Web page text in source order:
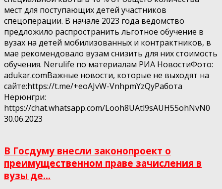
мест для поступающих детей участников
спецоперации. В начале 2023 года ведомство
предложило распространить льготное обучение в
вузах на детей мобилизованных и контрактников, в
мае рекомендовало вузам снизить для них стоимость
обучения. Nerulife по материалам РИА НовостиФото:
adukar.comВажные новости, которые не выходят на
сайте:https://t.me/+eoAJvW-VnhpmYzQyРабота
Нерюнгри:
https://chat.whatsapp.com/Looh8UAtl9sAUH55ohNvN0
30.06.2023
В Госдуму внесли законопроект о
преимущественном праве зачисления в
вузы де...